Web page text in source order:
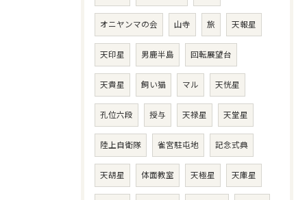
オニヤンマの会 山寺 旅 天報星
天印星 男鹿半島 回転展望台
天貴星 飼い猫 マル 天恍星
孔位六段 授与 天禄星 天堂星
陸上自衛隊 雀宮駐屯地 記念式典
天胡星 体面教室 天極星 天庫星